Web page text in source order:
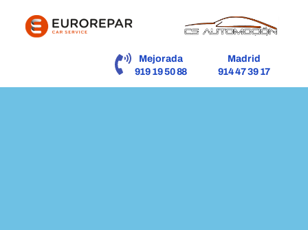
Mejorada
919 19 50 88
Madrid
914 47 39 17